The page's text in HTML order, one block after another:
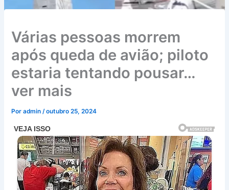
Várias pessoas morrem
após queda de avião; piloto
estaria tentando pousar…
ver mais
Poradmin/outubro 25, 2024